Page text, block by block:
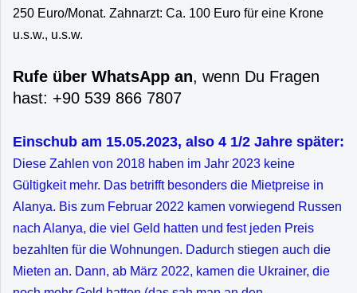
250 Euro/Monat. Zahnarzt: Ca. 100 Euro für eine Krone
u.s.w., u.s.w.
Rufe über WhatsApp an, wenn Du Fragen
hast: +90 539 866 7807
Einschub am 15.05.2023, also 4 1/2 Jahre später:
Diese Zahlen von 2018 haben im Jahr 2023 keine
Gültigkeit mehr. Das betrifft besonders die Mietpreise in
Alanya. Bis zum Februar 2022 kamen vorwiegend Russen
nach Alanya, die viel Geld hatten und fest jeden Preis
bezahlten für die Wohnungen. Dadurch stiegen auch die
Mieten an. Dann, ab März 2022, kamen die Ukrainer, die